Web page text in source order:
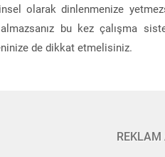
olarak dinlenmenize
bu kez çalışma
de dikkat etmelisiniz.